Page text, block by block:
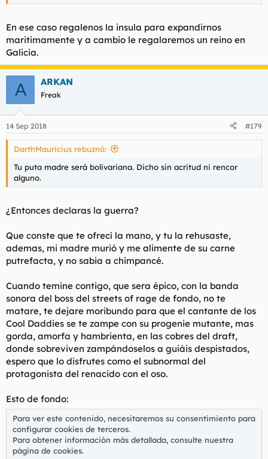
En ese caso regalenos la insula para expandirnos
maritimamente y a cambio le regalaremos un reino en
Galicia.
A ARKAN
Freak
14 Sep 2018 #179
DarthMauricius rebuznó:
Tu puta madre será bolivariana. Dicho sin acritud ni rencor
alguno.
¿Entonces declaras la guerra?
Que conste que te ofrecí la mano, y tu la rehusaste,
ademas, mi madre murió y me alimente de su carne
putrefacta, y no sabia a chimpancé.
Cuando temine contigo, que sera épico, con la banda
sonora del boss del streets of rage de fondo, no te
matare, te dejare moribundo para que el cantante de los
Cool Daddies se te zampe con su progenie mutante, mas
gorda, amorfa y hambrienta, en las cobres del draft,
donde sobreviven zampándoselos a guiáis despistados,
espero que lo disfrutes como el subnormal del
protagonista del renacido con el oso.
Esto de fondo:
Para ver este contenido, necesitaremos su consentimiento para
configurar cookies de terceros.
Para obtener información más detallada, consulte nuestra
página de cookies.